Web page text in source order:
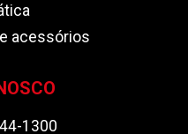
acessórios
1300